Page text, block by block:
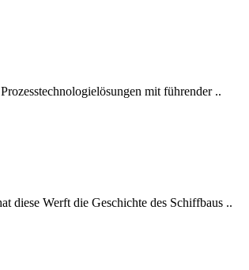
mit führender ..
diese Werft die Geschichte des Schiffbaus ..